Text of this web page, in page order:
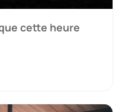
cette heure